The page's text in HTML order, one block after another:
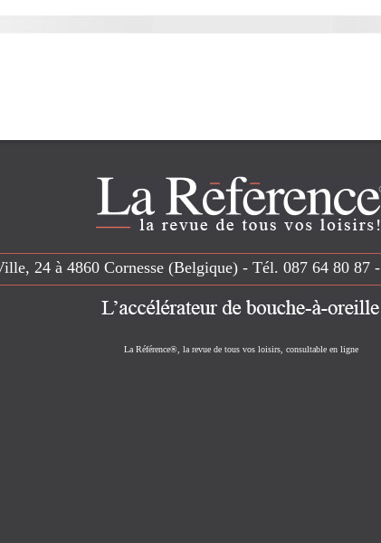
24 à 4860 Cornesse (Belgique) - Tél. 087 64 80 87-
La Référence®, la revue de tous vos loisirs, consultable en ligne